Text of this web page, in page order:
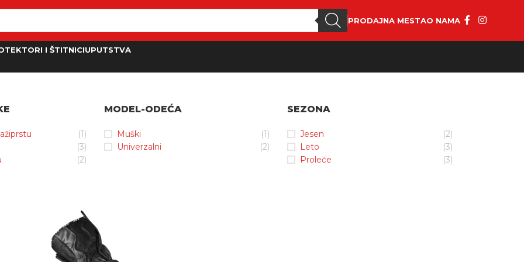
PRODAJNA MESTAO NAMA
I ŠTITNICIUPUTSTVA
(1)
(3)
(2)
MODEL-ODEĆA
Muški
(1)
Univerzalni
(2)
SEZONA
Jesen
(2)
Leto
(3)
Proleće
(3)